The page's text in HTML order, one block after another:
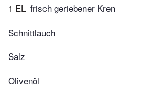
1 EL frisch geriebener Kren
Schnittlauch
Salz
Olivenöl